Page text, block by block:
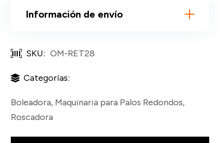
Información de envío
SKU: OM-RET28
Categorías:
Boleadora, Maquinaria para Palos Redondos,
Roscadora